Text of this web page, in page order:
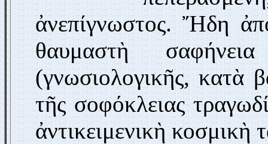
ἀνεπίγνωστος. Ἤδη
θαυμαστὴ
(γνωσιολογικῆς, κατὰ
τῆς σοφόκλειας
ἀντικειμενικὴ κοσμικὴ